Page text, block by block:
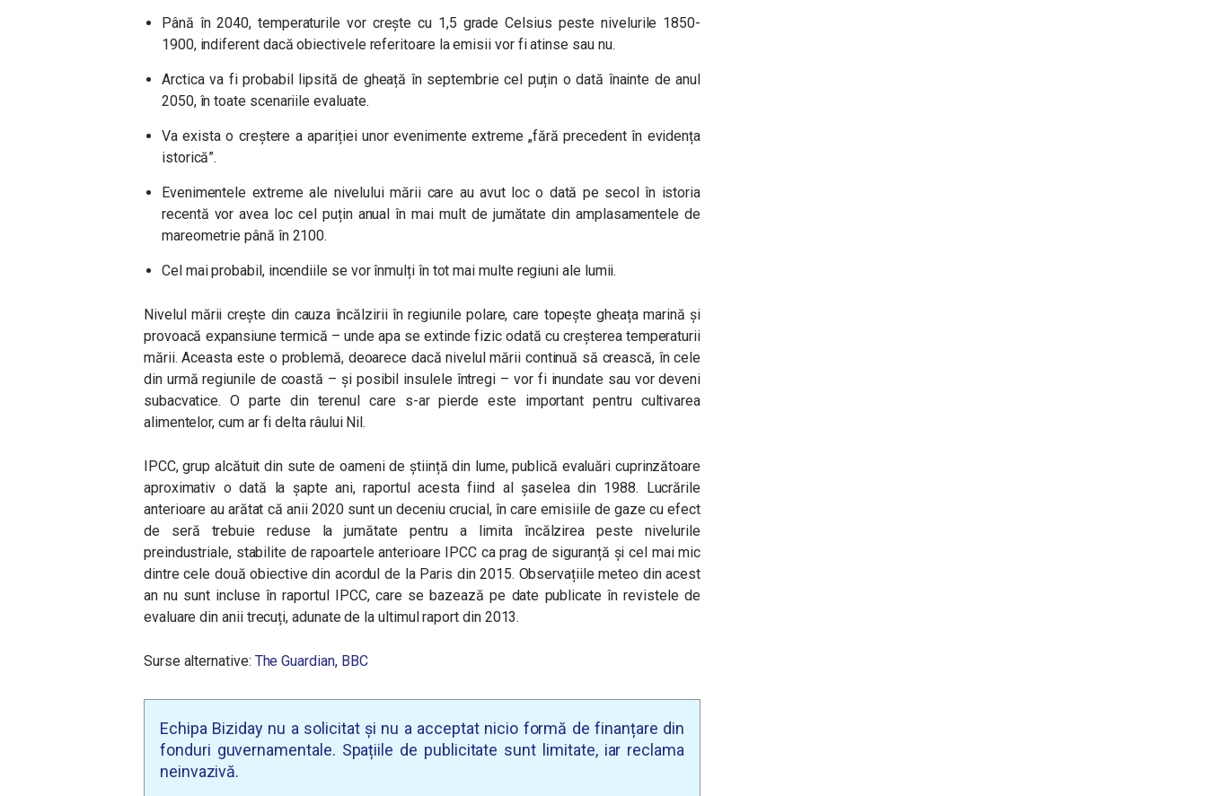
Până în 2040, temperaturile vor crește cu 1,5 grade Celsius peste nivelurile 1850-
1900, indiferent dacă obiectivele referitoare la emisii vor fi atinse sau nu.
Arctica va fi probabil lipsită de gheață în septembrie cel puțin o dată înainte de anul
2050, în toate scenariile evaluate.
Va exista o creștere a apariției unor evenimente extreme „fără precedent în evidența
istorică”.
Evenimentele extreme ale nivelului mării care au avut loc o dată pe secol în istoria
recentă vor avea loc cel puțin anual în mai mult de jumătate din amplasamentele de
mareometrie până în 2100.
Cel mai probabil, incendiile se vor înmulți în tot mai multe regiuni ale lumii.
Nivelul mării crește din cauza încălzirii în regiunile polare, care topește gheața marină și
provoacă expansiune termică – unde apa se extinde fizic odată cu creșterea temperaturii
mării. Aceasta este o problemă, deoarece dacă nivelul mării continuă să crească, în cele
din urmă regiunile de coastă – și posibil insulele întregi – vor fi inundate sau vor deveni
subacvatice. O parte din terenul care s-ar pierde este important pentru cultivarea
alimentelor, cum ar fi delta râului Nil.
IPCC, grup alcătuit din sute de oameni de știință din lume, publică evaluări cuprinzătoare
aproximativ o dată la șapte ani, raportul acesta fiind al șaselea din 1988. Lucrările
anterioare au arătat că anii 2020 sunt un deceniu crucial, în care emisiile de gaze cu efect
de seră trebuie reduse la jumătate pentru a limita încălzirea peste nivelurile
preindustriale, stabilite de rapoartele anterioare IPCC ca prag de siguranță și cel mai mic
dintre cele două obiective din acordul de la Paris din 2015. Observațiile meteo din acest
an nu sunt incluse în raportul IPCC, care se bazează pe date publicate în revistele de
evaluare din anii trecuți, adunate de la ultimul raport din 2013.
Surse alternative: The Guardian, BBC
Echipa Biziday nu a solicitat și nu a acceptat nicio formă de finanțare din
fonduri guvernamentale. Spațiile de publicitate sunt limitate, iar reclama
neinvazivă.